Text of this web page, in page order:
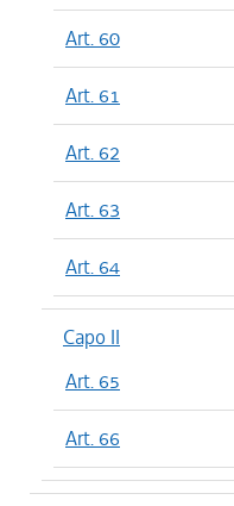
Art. 60
Art. 61
Art. 62
Art. 63
Art. 64
Capo II
Art. 65
Art. 66